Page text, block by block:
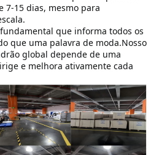
15 dias, mesmo para
que informa todos os
que uma palavra de moda.Nosso
global depende de uma
e melhora ativamente cada